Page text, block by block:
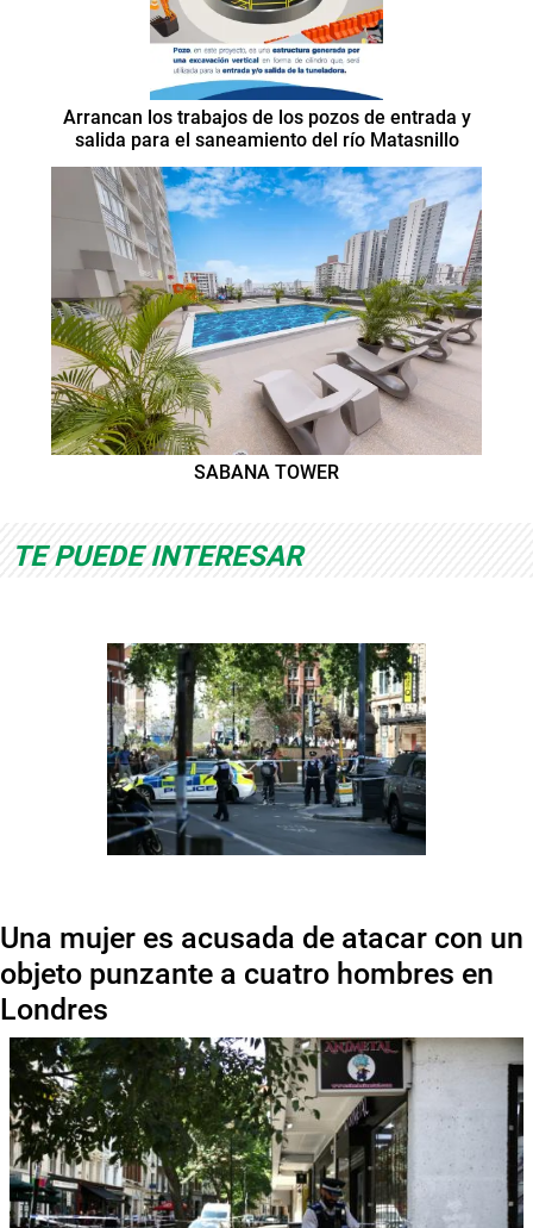
Arrancan los trabajos de los pozos de entrada y
salida para el saneamiento del río Matasnillo
SABANA TOWER
TE PUEDE INTERESAR
Una mujer es acusada de atacar con un
objeto punzante a cuatro hombres en
Londres